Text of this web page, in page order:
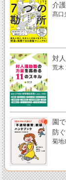
介
髙口
対
荒木
園
防
菊地